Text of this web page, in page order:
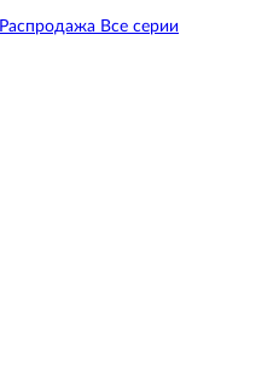
Распродажа Все серии